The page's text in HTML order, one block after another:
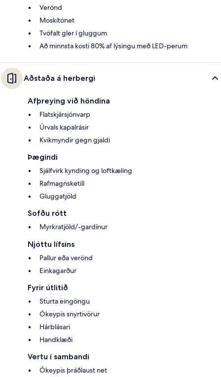
Verönd
Moskítónet
Tvöfalt gler í gluggum
Að minnsta kosti 80% af lýsingu með LED-perum
Aðstaða á herbergi
Afþreying við höndina
Flatskjársjónvarp
Úrvals kapalrásir
Kvikmyndir gegn gjaldi
Þægindi
Sjálfvirk kynding og loftkæling
Rafmagnsketill
Gluggatjöld
Sofðu rótt
Myrkratjöld/-gardínur
Njóttu lífsins
Pallur eða verönd
Einkagarður
Fyrir útlitið
Sturta eingöngu
Ókeypis snyrtivörur
Hárblásari
Handklæði
Vertu í sambandi
Ókeypis þráðlaust net